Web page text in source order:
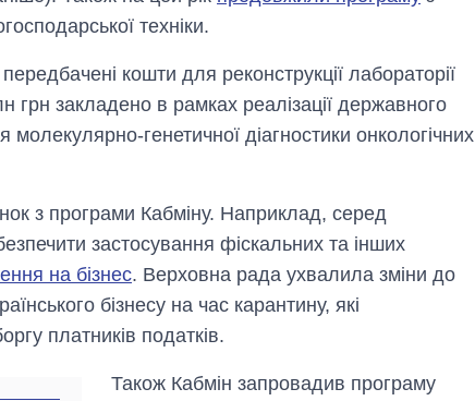
техніки.
кошти для реконструкції лабораторії
грн закладено в рамках реалізації державного
молекулярно-генетичної діагностики онкологічних
з програми Кабміну. Наприклад, серед
застосування фіскальних та інших
на бізнес. Верховна рада ухвалила зміни до
бізнесу на час карантину, які
платників податків.
Також Кабмін запровадив програму